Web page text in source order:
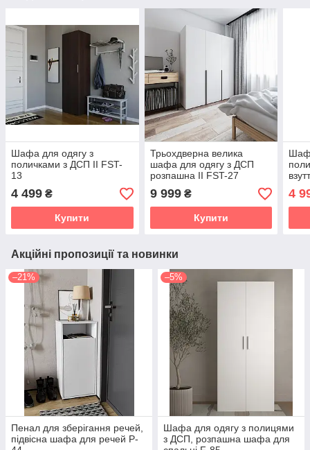
Шафа для одягу з
поличками з ДСП II FST-
13
4 499 ₴
Купити
Трьохдверна велика
шафа для одягу з ДСП
розпашна II FST-27
9 999₴
Купити
4
Акційні пропозиції та новинки
–21%
Пенал для зберігання речей,
підвісна шафа для речей P-
–5%
Шафа для одягу з полицями
з ДСП, розпашна шафа для